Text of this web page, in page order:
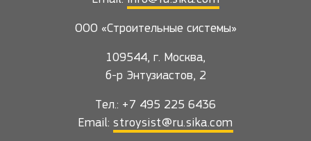
ООО «Строительные системы»
109544, г. Москва,
б-р Энтузиастов, 2
Тел.: +7 495 225 6436
Email:stroysist@ru.sika.com